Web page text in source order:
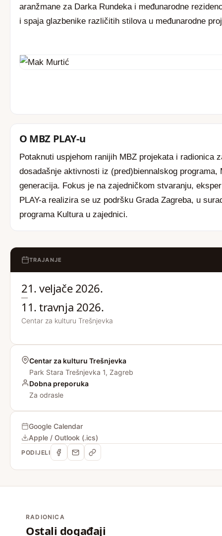
aranžmane za Darka Rundeka i međunarodne
i spaja glazbenike različitih stilova u međunarodne
O MBZ PLAY-u
Potaknuti uspjehom ranijih MBZ projekata i radionica
dosadašnje aktivnosti iz (pred)biennalskog
generacija. Fokus je na zajedničkom stvaranju,
PLAY-a realizira se uz podršku Grada Zagreba, u
programa Kultura u zajednici.
TRAJANJE
21. veljače 2026.
—
11. travnja 2026.
Centar za kulturu Trešnjevka
Centar za kulturu Trešnjevka
Park Stara Trešnjevka 1, Zagreb
Dobna preporuka
Za odrasle
Google Calendar
Apple / Outlook (.ics)
PODIJELI
RADIONICA
Ostali događaji